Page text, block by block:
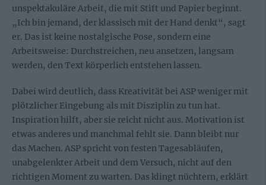
unspektakuläre Arbeit, die mit Stift und Papier beginnt.
„Ich bin jemand, der klassisch mit der Hand denkt“, sagt
er. Das ist keine nostalgische Pose, sondern eine
Arbeitsweise: Durchstreichen, neu ansetzen, langsam
werden, den Text körperlich entstehen lassen.
Dabei wird deutlich, dass Kreativität bei ASP weniger mit
plötzlicher Eingebung als mit Disziplin zu tun hat.
Inspiration hilft, aber sie reicht nicht aus. Motivation ist
etwas anderes und manchmal fehlt sie. Dann bleibt nur
das Machen. ASP spricht von festen Tagesabläufen,
unabgelenkter Arbeit und dem Versuch, nicht auf den
richtigen Moment zu warten. Das klingt nüchtern, erklärt